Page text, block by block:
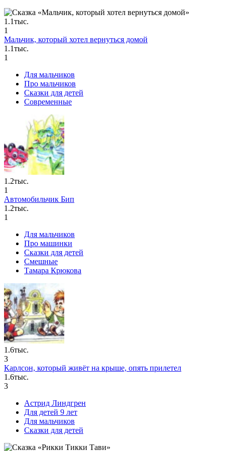
1.1тыс.
1
Мальчик, который хотел вернуться домой
1.1тыс.
1
Для мальчиков
Про мальчиков
Сказки для детей
Современные
1.2тыс.
1
Автомобильчик Бип
1.2тыс.
1
Для мальчиков
Про машинки
Сказки для детей
Смешные
Тамара Крюкова
1.6тыс.
3
Карлсон, который живёт на крыше, опять прилетел
1.6тыс.
3
Астрид Линдгрен
Для детей 9 лет
Для мальчиков
Сказки для детей